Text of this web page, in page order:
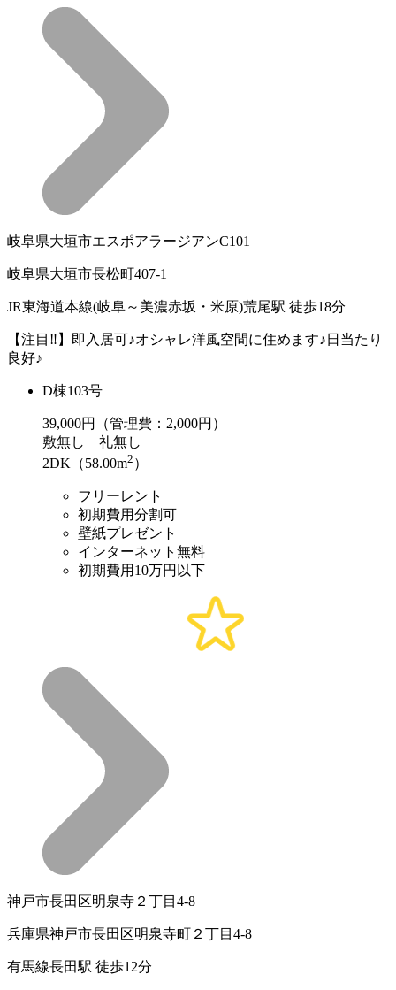
岐阜県大垣市エスポアラージアンC101
岐阜県大垣市長松町407-1
JR東海道本線(岐阜～美濃赤坂・米原)荒尾駅 徒歩18分
【注目‼︎】即入居可♪オシャレ洋風空間に住めます♪日当たり
良好♪
D棟103号
39,000円（管理費：2,000円）
敷無し 礼無し
2DK（58.00m2 ）
フリーレント
初期費用分割可
壁紙プレゼント
インターネット無料
初期費用10万円以下
神戸市長田区明泉寺２丁目4-8
兵庫県神戸市長田区明泉寺町２丁目4-8
有馬線長田駅 徒歩12分